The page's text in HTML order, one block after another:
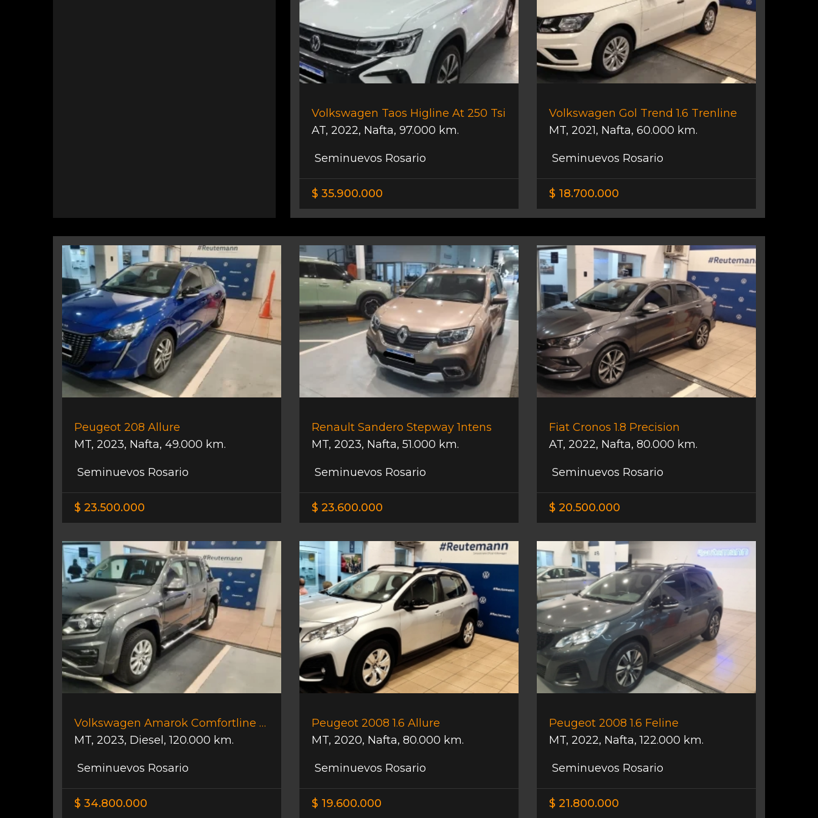
Volkswagen Taos Higline At 250 Tsi
AT, 2022, Nafta, 97.000 km.
Seminuevos Rosario
$ 35.900.000
Volkswagen Gol Trend 1.6 Trenline
MT, 2021, Nafta, 60.000 km.
Seminuevos Rosario
$ 18.700.000
Peugeot 208 Allure
MT, 2023, Nafta, 49.000 km.
Seminuevos Rosario
$ 23.500.000
Renault Sandero Stepway 1ntens
MT, 2023, Nafta, 51.000 km.
Seminuevos Rosario
$ 23.600.000
Fiat Cronos 1.8 Precision
AT, 2022, Nafta, 80.000 km.
Seminuevos Rosario
$ 20.500.000
Volkswagen Amarok Comfortline 4x2 Mt
MT, 2023, Diesel ,120.000 km.
Seminuevos Rosario
$ 34.800.000
Peugeot 2008 1.6 Allure
MT, 2020, Nafta, 80.000 km.
Seminuevos Rosario
$ 19.600.000
Peugeot 2008 1.6 Feline
MT, 2022, Nafta,122.000 km.
Seminuevos Rosario
$ 21.800.000